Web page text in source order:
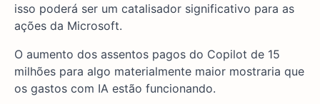
isso poderá ser um catalisador significativo para as
ações da Microsoft.
O aumento dos assentos pagos do Copilot de 15
milhões para algo materialmente maior mostraria que
os gastos com IA estão funcionando.